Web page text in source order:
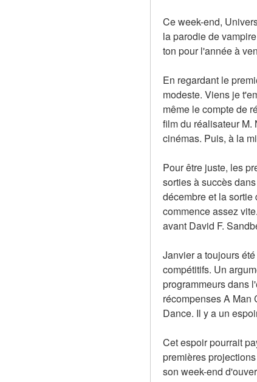
Ce week-end,
la parodie de
ton pour l'année à
En regardant le
modeste. Viens je
même le compte de
film du réalisateur
cinémas. Puis, à la
Pour être juste, les
sorties à succès
décembre et la sortie
commence assez
avant David F.
Janvier a toujours
compétitifs. Un
programmeurs dans
récompenses A Man
Dance. Il y a un
Cet espoir pourrait
premières
son week-end